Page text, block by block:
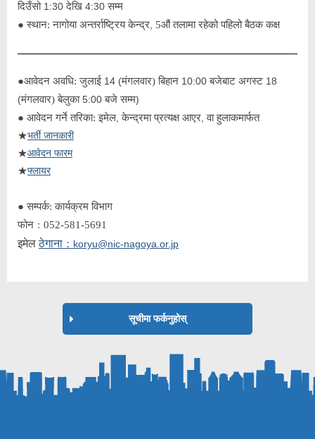
दिउँसो 1:30देखि 4:30सम्म
● स्थान: नागोया अन्तर्राष्ट्रिय केन्द्र 5औं तलामा रहेको पहिलो बैठक कक्ष
●आवेदन अवधि:जुलाई 14 (मंगलवार) बिहान 10:00बजेबाट अगस्ट 18
(मंगलवार) बेलुका5:00बजे सम्म)
● आवेदन गर्ने तरिका: इमेल,केन्द्रमा प्रत्यक्ष आएर,वा हुलाकमार्फत
★भर्ती जानकारी
★आवेदन फारम
★फ्लायर
● सम्पर्क: कार्यक्रम विभाग
फोन ： 052-581-5691
इमेलठेगाना ： koryu@nic-nagoya.or.jp
सूचीमा फर्कनुहोस्